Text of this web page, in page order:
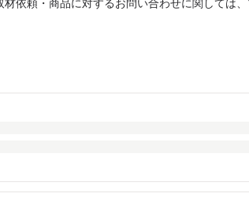
材依頼・商品に対するお問い合わせに関しては